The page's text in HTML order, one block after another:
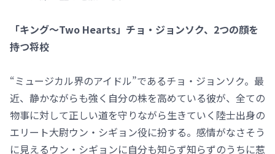
「キング～Two Hearts」チョ・ジョンソク、2つの顔を
持つ将校
“ミュージカル界のアイドル”であるチョ・ジョンソク。最
近、静かながらも強く自分の株を高めている彼が、全ての
物事に対して正しい道を守りながら生きていく陸士出身の
エリート大尉ウン・シギョン役に扮する。感情がなさそう
に見えるウン・シギョンに自分も知らず知らずのうちに惹